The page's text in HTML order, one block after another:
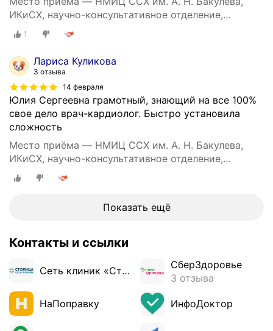
ИКиСХ, научно-консультативное отделение,
Ленинский проспект, 8, корп. 4
1
Лариса Куликова
3 отзыва
14 февраля
Юлия Сергеевна грамотный, знающий на все 100%
свое дело врач-кардиолог. Быстро установила
сложность
Место приёма — НМИЦ ССХ им. А. Н. Бакулева,
ИКиСХ, научно-консультативное отделение,
Ленинский проспект, 8, корп. 4
Показать ещё
Контакты и ссылки
Сеть клиник «Столица»
СберЗдоровье
3 отзыва
НаПоправку ИнфоДоктор